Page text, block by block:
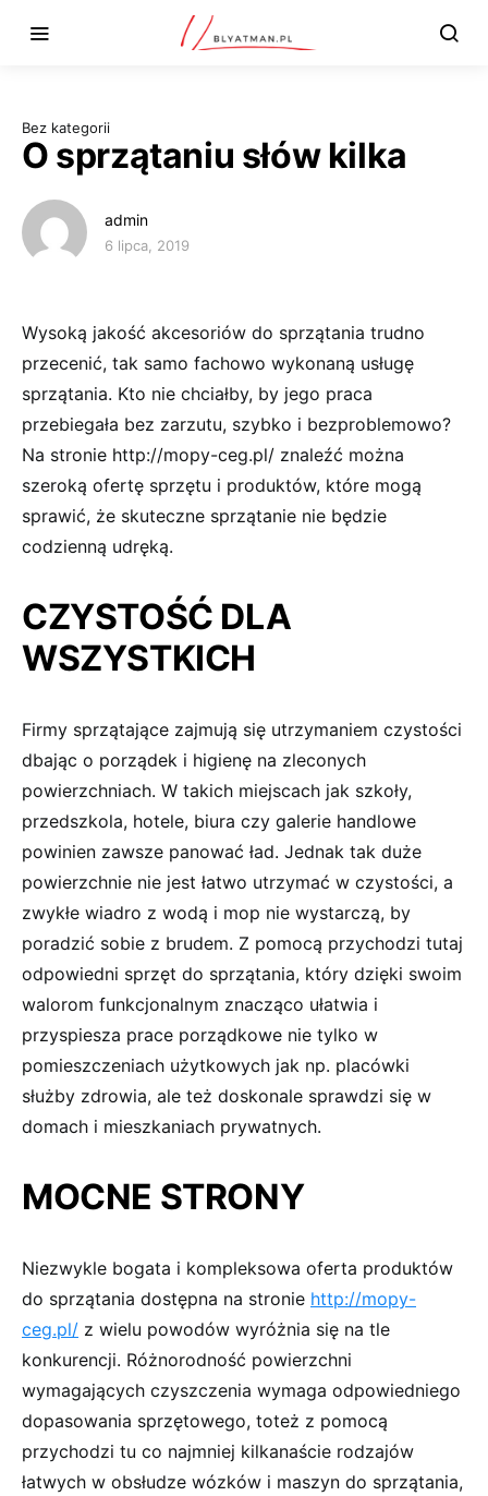
Bez kategorii
O sprzątaniu słów kilka
admin
6 lipca, 2019
Wysoką jakość akcesoriów do sprzątania trudno
przecenić, tak samo fachowo wykonaną usługę
sprzątania. Kto nie chciałby, by jego praca
przebiegała bez zarzutu, szybko i bezproblemowo?
Na stronie http://mopy-ceg.pl/ znaleźć można
szeroką ofertę sprzętu i produktów, które mogą
sprawić, że skuteczne sprzątanie nie będzie
codzienną udręką.
CZYSTOŚĆ DLA
WSZYSTKICH
Firmy sprzątające zajmują się utrzymaniem czystości
dbając o porządek i higienę na zleconych
powierzchniach. W takich miejscach jak szkoły,
przedszkola, hotele, biura czy galerie handlowe
powinien zawsze panować ład. Jednak tak duże
powierzchnie nie jest łatwo utrzymać w czystości, a
zwykłe wiadro z wodą i mop nie wystarczą, by
poradzić sobie z brudem. Z pomocą przychodzi tutaj
odpowiedni sprzęt do sprzątania, który dzięki swoim
walorom funkcjonalnym znacząco ułatwia i
przyspiesza prace porządkowe nie tylko w
pomieszczeniach użytkowych jak np. placówki
służby zdrowia, ale też doskonale sprawdzi się w
domach i mieszkaniach prywatnych.
MOCNE STRONY
Niezwykle bogata i kompleksowa oferta produktów
do sprzątania dostępna na stronie http://mopy-
ceg.pl/ z wielu powodów wyróżnia się na tle
konkurencji. Różnorodność powierzchni
wymagających czyszczenia wymaga odpowiedniego
dopasowania sprzętowego, toteż z pomocą
przychodzi tu co najmniej kilkanaście rodzajów
łatwych w obsłudze wózków i maszyn do sprzątania,